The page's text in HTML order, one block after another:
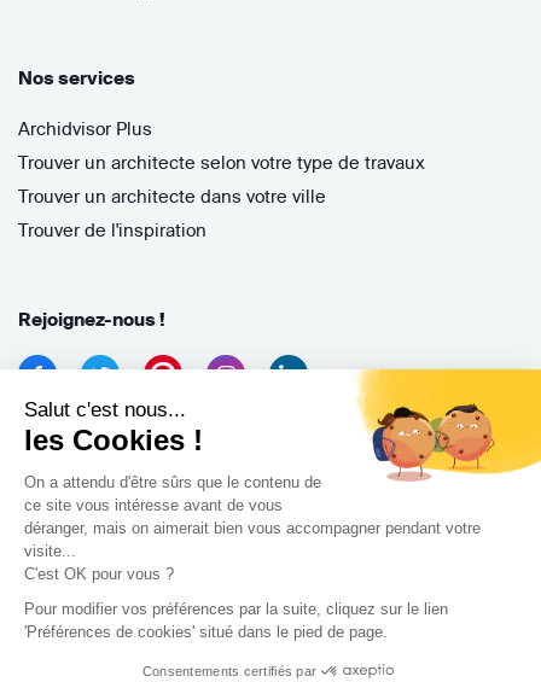
Salut c'est nous...
les Cookies !
On a attendu d'être sûrs que le contenu de
ce site vous intéresse avant de vous
déranger, mais on aimerait bien vous accompagner pendant votre
visite...
C'est OK pour vous ?
Pour modifier vos préférences par la suite, cliquez sur le lien
'Préférences de cookies' situé dans le pied de page.
Consentements certifiés par
Nos services
Archidvisor Plus
Trouver un architecte selon votre type de travaux
Trouver un architecte dans votre ville
Trouver de l'inspiration
Rejoignez-nous !
Archidvisor
13 Rue des Cordeliers, 33000 Bordeaux, France
Copyright 2021